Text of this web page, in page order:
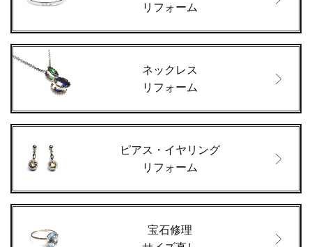
リフォーム
ネックレス
リフォーム
ピアス・イヤリング
リフォーム
宝石修理